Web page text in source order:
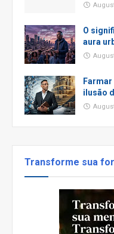
O
aura
ilusão
Transforme sua